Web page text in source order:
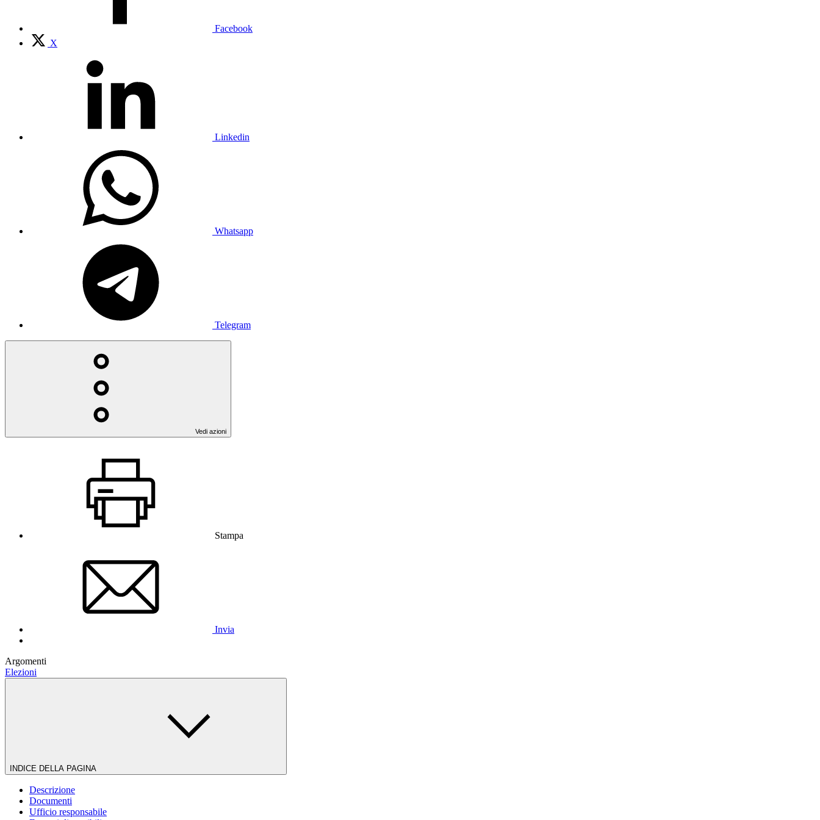
Facebook
X
Linkedin
Whatsapp
Telegram
Vedi azioni
Stampa
Invia
Argomenti
Elezioni
INDICE DELLA PAGINA
Descrizione
Documenti
Ufficio responsabile